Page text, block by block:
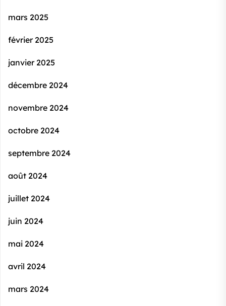
mars 2025
février 2025
janvier 2025
décembre 2024
novembre 2024
octobre 2024
septembre 2024
août 2024
juillet 2024
juin 2024
mai 2024
avril 2024
mars 2024